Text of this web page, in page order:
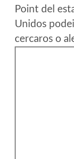
Point del
Unidos
cercaros o